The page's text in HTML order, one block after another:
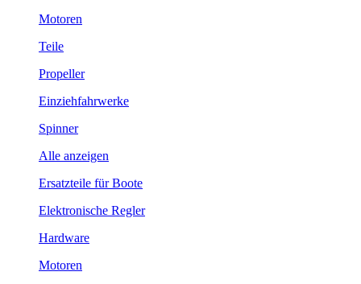
Motoren
Teile
Propeller
Einziehfahrwerke
Spinner
Alle anzeigen
Ersatzteile für Boote
Elektronische Regler
Hardware
Motoren